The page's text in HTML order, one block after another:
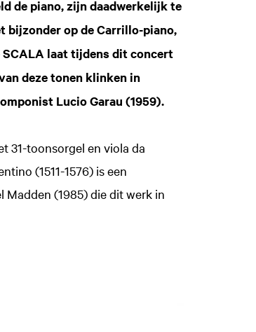
de piano, zijn daadwerkelijk te
bijzonder op de Carrillo-piano,
laat tijdens dit concert
deze tonen klinken in
Lucio Garau (1959).
31-toonsorgel en viola da
(1511-1576) is een
(1985) die dit werk in